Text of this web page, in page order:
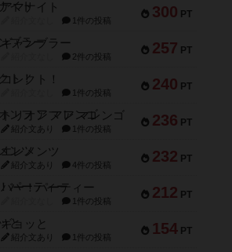
300 PT
アマナイト
1件の投稿
257 PT
ギャンブラー
2件の投稿
240 PT
コレクト！
1件の投稿
236 PT
トリオンフ ア マレンゴ
紹介文あり 1件の投稿
232 PT
エレメンツ
紹介文あり 4件の投稿
212 PT
バー！パーティー
1件の投稿
154 PT
ギョッと
紹介文あり 1件の投稿